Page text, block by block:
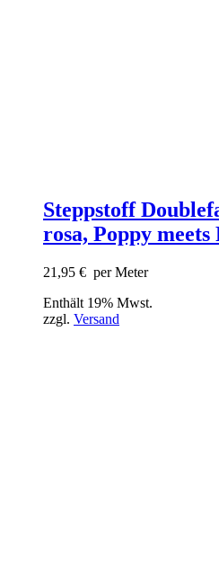
Steppstoff
rosa, Poppy meets
21,95 € per Meter
Enthält 19% Mwst.
zzgl. Versand